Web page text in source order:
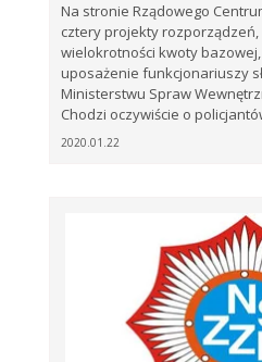
Na stronie Rządowego
cztery projekty rozporządzeń,
wielokrotności kwoty
uposażenie funkcjonariuszy
Ministerstwu Spraw
Chodzi oczywiście o
2020.01.22